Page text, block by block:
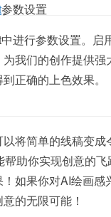
参数设置
进行参数设置。
我们的创作提供
正确的上色效果。
将简单的线稿变
助你实现创意的
如果你对AI绘画
的无限可能！